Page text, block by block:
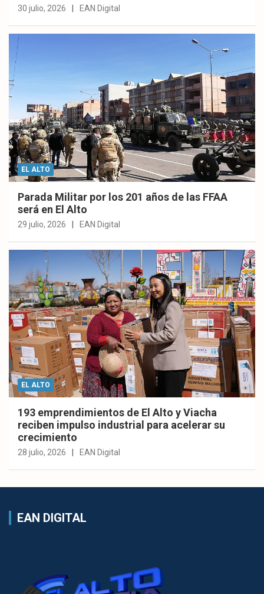
30 julio, 2026 EAN Digital
EL ALTO
Parada Militar por los 201 años de las FFAA
será en El Alto
29 julio, 2026 EAN Digital
EL ALTO
193 emprendimientos de El Alto y Viacha
reciben impulso industrial para acelerar su
crecimiento
28 julio, 2026 EAN Digital
EAN DIGITAL